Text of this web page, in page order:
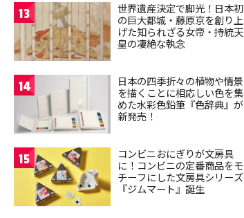
13
世界遺産決定で脚光！日本初
の巨大都城・藤原京を創り上
げた知られざる女帝・持統天
皇の凄絶な執念
14
日本の四季折々の植物や情景
を描くことに相応しい色を集
めた水彩色鉛筆『色辞典』が
新発売！
15
コンビニおにぎりが文房具
に！コンビニの定番商品をモ
チーフにした文房具シリーズ
『ジムマート』誕生